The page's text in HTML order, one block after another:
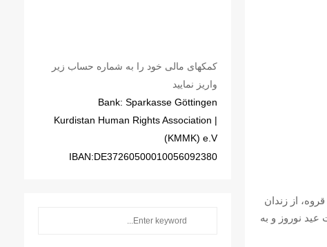
قروه، از زندان
نوروز و به
کمکهای مالی خود را به شماره حساب زیر
واریز نمایید
Bank: Sparkasse Göttingen
| Kurdistan Human Rights Association
(KMMK) e.V
IBAN:DE37260500010056092380